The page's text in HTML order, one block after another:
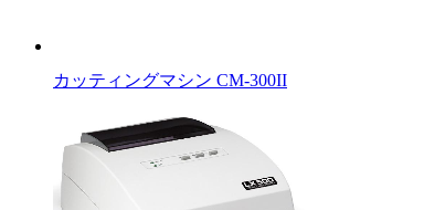
カッティングマシン CM-300II